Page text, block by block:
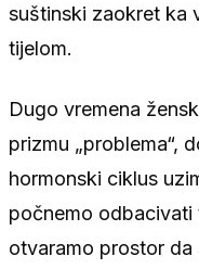
suštinski zaokret ka
tijelom.
Dugo vremena
prizmu „problema“,
hormonski ciklus
počnemo odbacivati
otvaramo prostor